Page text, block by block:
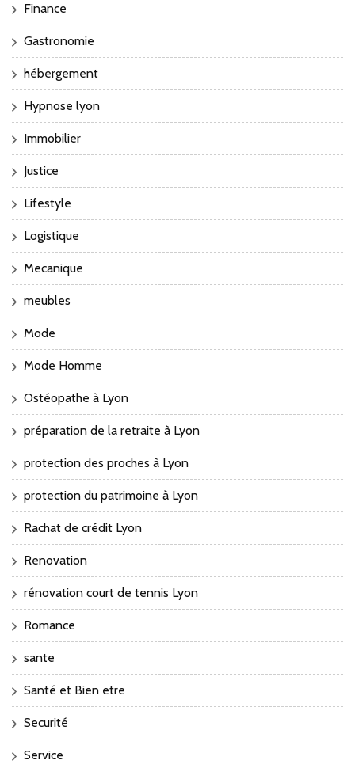
Finance
Gastronomie
hébergement
Hypnose lyon
Immobilier
Justice
Lifestyle
Logistique
Mecanique
meubles
Mode
Mode Homme
Ostéopathe à Lyon
préparation de la retraite à Lyon
protection des proches à Lyon
protection du patrimoine à Lyon
Rachat de crédit Lyon
Renovation
rénovation court de tennis Lyon
Romance
sante
Santé et Bien etre
Securité
Service